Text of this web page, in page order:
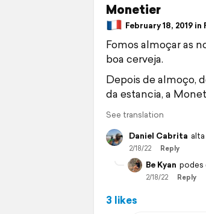
Monetier
February 18, 2019 in
Fomos almoçar as
boa cerveja.
Depois de almoço,
da estancia, a
See translation
Daniel Cabrita
2/18/22 Reply
Be Kyan podes
2/18/22 Reply
3 likes